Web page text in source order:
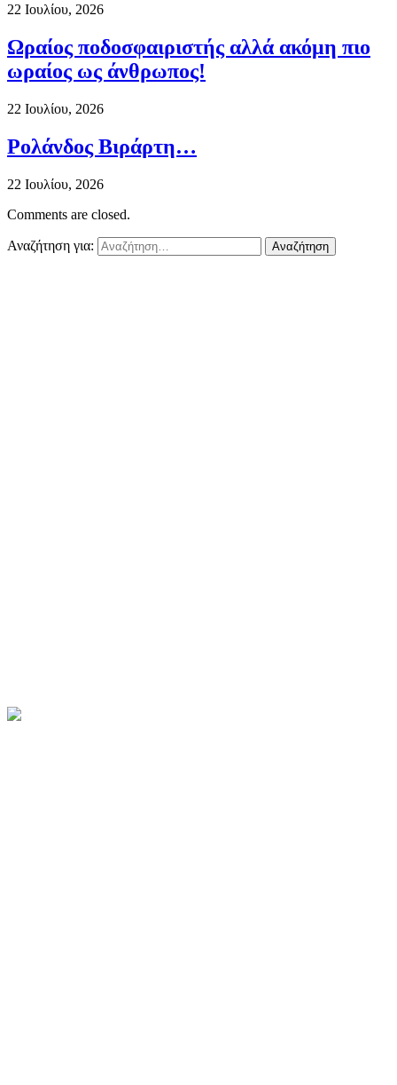
22 Ιουλίου, 2026
Ωραίος ποδοσφαιριστής αλλά ακόμη πιο
ωραίος ως άνθρωπος!
22 Ιουλίου, 2026
Ρολάνδος Βιράρτη…
22 Ιουλίου, 2026
Comments are closed.
Αναζήτηση για: